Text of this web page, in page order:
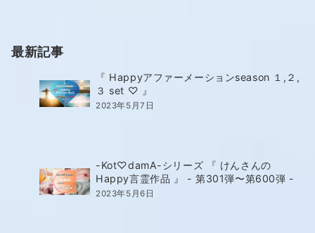
最新記事
『 Happyアファーメーションseason １,２,
３ set ♡ 』
2023年5月7日
-Kot♡damA-シリーズ 『 けんさんの
Happy言霊作品 』 - 第301弾〜第600弾 -
2023年5月6日